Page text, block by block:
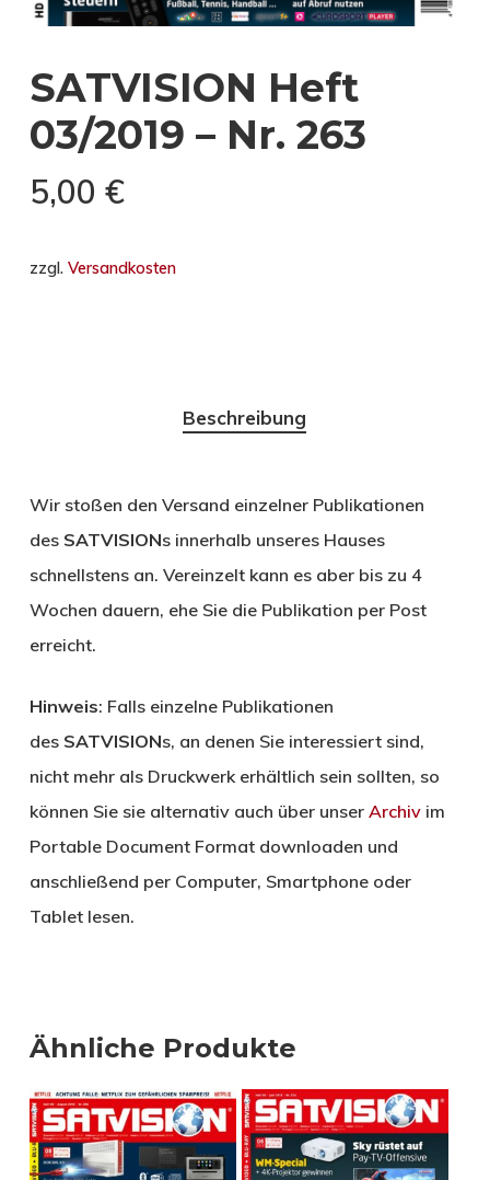
SATVISION Heft
03/2019 – Nr. 263
5,00 €
zzgl. Versandkosten
Beschreibung
Wir stoßen den Versand einzelner Publikationen
des SATVISIONs innerhalb unseres Hauses
schnellstens an. Vereinzelt kann es aber bis zu 4
Wochen dauern, ehe Sie die Publikation per Post
erreicht.
Hinweis: Falls einzelne Publikationen
des SATVISIONs, an denen Sie interessiert sind,
nicht mehr als Druckwerk erhältlich sein sollten, so
können Sie sie alternativ auch über unser Archivim
Portable Document Format downloaden und
anschließend per Computer, Smartphone oder
Tablet lesen.
Ähnliche Produkte